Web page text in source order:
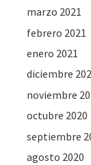
marzo 2021
febrero 2021
enero 2021
diciembre
noviembre
octubre 2020
septiembre
agosto 2020